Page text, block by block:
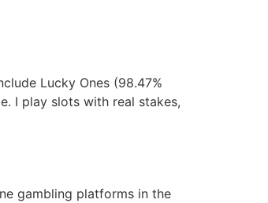
Lucky Ones (98.47%
I play slots with real stakes,
gambling platforms in the